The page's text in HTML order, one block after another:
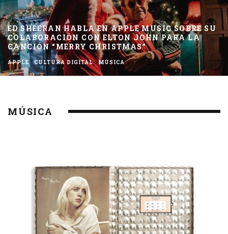
ED SHEERAN HABLA EN APPLE MUSIC SOBRE SU
COLABORACIÓN CON ELTON JOHN PARA LA
CANCIÓN “MERRY CHRISTMAS”
APPLE CULTURA DIGITAL MÚSICA
MÚSICA